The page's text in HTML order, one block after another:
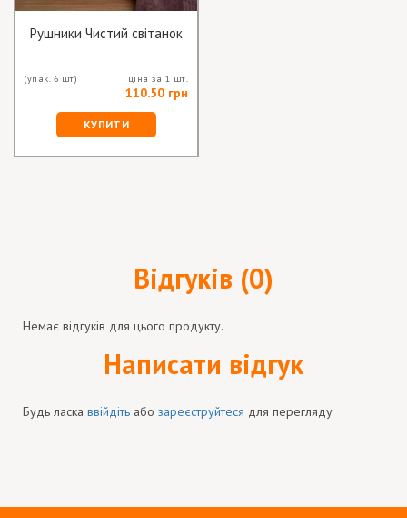
Рушники Чистий світанок
(упак. 6 шт) ціна за 1 шт.
110.50 грн
КУПИТИ
Відгуків (0)
Немає відгуків для цього продукту.
Написати відгук
Будь ласка ввійдіть або зареєструйтеся для перегляду